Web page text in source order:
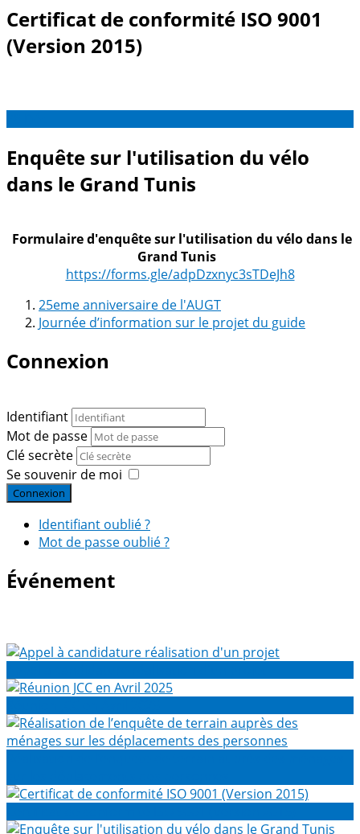
Certificat de conformité ISO 9001
(Version 2015)
Enquête sur l'utilisation du vélo
dans le Grand Tunis
Formulaire d'enquête sur l'utilisation du vélo dans le
Grand Tunis
https://forms.gle/adpDzxnyc3sTDeJh8
25eme anniversaire de l'AUGT
Journée d’information sur le projet du guide
Connexion
Identifiant
Mot de passe
Clé secrète
Se souvenir de moi
Connexion
Identifiant oublié ?
Mot de passe oublié ?
Événement